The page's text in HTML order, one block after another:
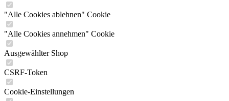
"Alle Cookies ablehnen" Cookie
"Alle Cookies annehmen" Cookie
Ausgewählter Shop
CSRF-Token
Cookie-Einstellungen